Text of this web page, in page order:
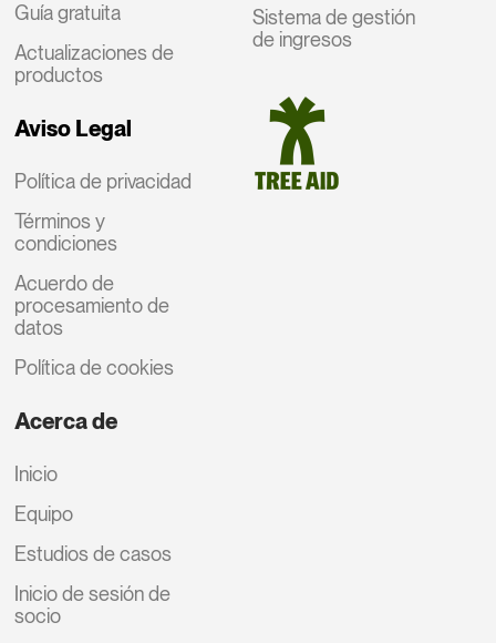
Guía gratuita
Actualizaciones de
productos
Aviso Legal
Política de privacidad
Términos y
condiciones
Acuerdo de
procesamiento de
datos
Política de cookies
Sistema de gestión
de ingresos
Acerca de
Inicio
Equipo
Estudios de casos
Inicio de sesión de
socio